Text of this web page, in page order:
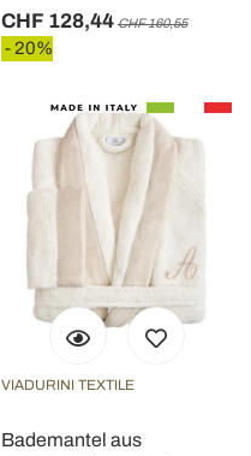
CHF 128,44 CHF 160,55
- 20%
VIADURINI TEXTILE
Bademantel aus